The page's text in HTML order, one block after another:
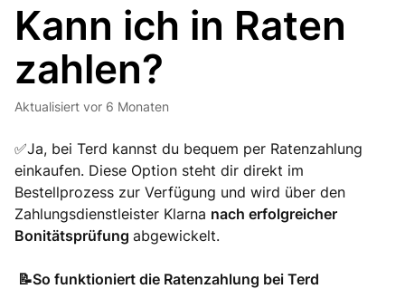
Kann ich in Raten
zahlen?
Aktualisiert vor 6 Monaten
✅Ja, bei Terd kannst du bequem per Ratenzahlung
einkaufen. Diese Option steht dir direkt im
Bestellprozess zur Verfügung und wird über den
Zahlungsdienstleister Klarna nach erfolgreicher
Bonitätsprüfung abgewickelt.
📝So funktioniert die Ratenzahlung bei Terd